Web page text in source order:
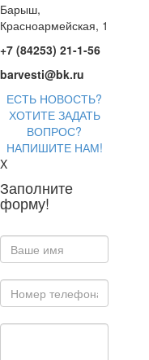
Барыш,
Красноармейская, 1
+7 (84253) 21-1-56
barvesti@bk.ru
ЕСТЬ НОВОСТЬ?
ХОТИТЕ ЗАДАТЬ
ВОПРОС?
НАПИШИТЕ НАМ!
X
Заполните
форму!